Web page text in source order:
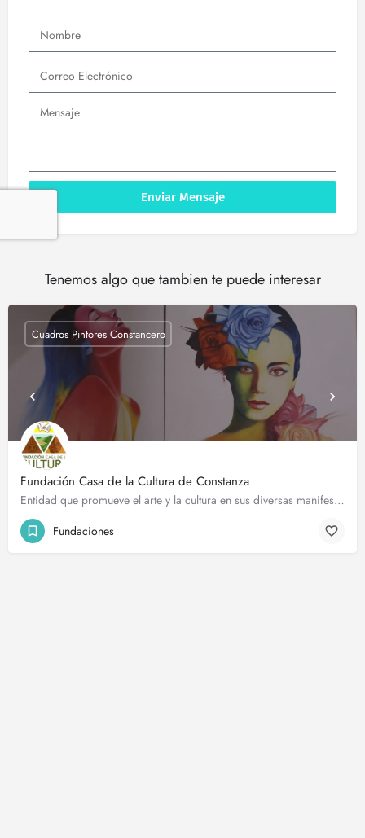
Enviar Mensaje
Tenemos algo que tambien te puede interesar
Fundación Casa de la Cultura de Constanza
Entidad que promueve el arte y la cultura en sus diversas manifestaciones. Creadora de la Academia de Música…
Cuadros Pintores Constancero
Fundaciones